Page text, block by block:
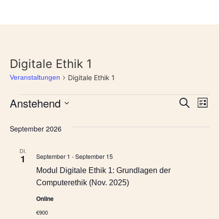
Digitale Ethik 1
Veranstaltungen Digitale Ethik 1
SucheListe
Anstehend
September 2026
DI.
1
Modul Digitale Ethik 1: Grundlagen der
Computerethik (Nov. 2025)
September 1 -September 15
Online
€900